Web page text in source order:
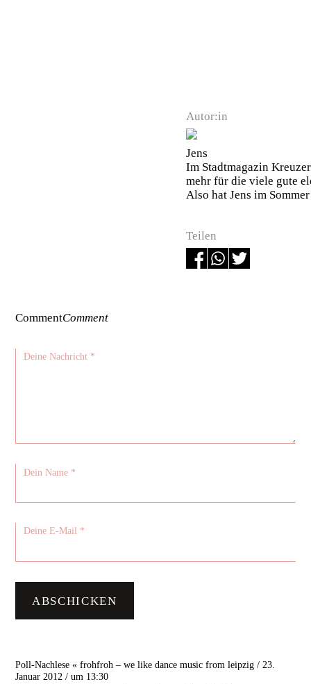
Autor:in
Jens
Im Stadtmagazin
mehr für die viele gute
Also hat Jens im
Teilen
CommentComment
Poll-Nachlese « frohfroh – we like dance music from leipzig / 23.
Januar 2012 / um 13:30